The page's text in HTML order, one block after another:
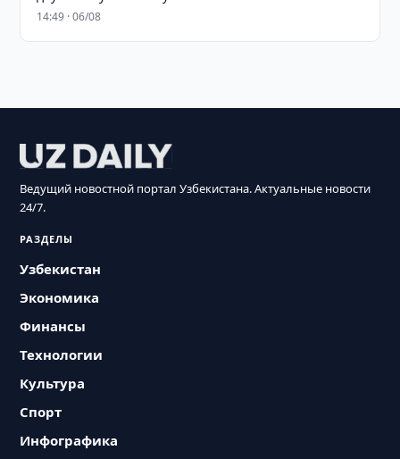
14:49 · 06/08
Ведущий новостной портал Узбекистана. Актуальные новости
24/7.
РАЗДЕЛЫ
Узбекистан
Экономика
Финансы
Технологии
Культура
Спорт
Инфографика